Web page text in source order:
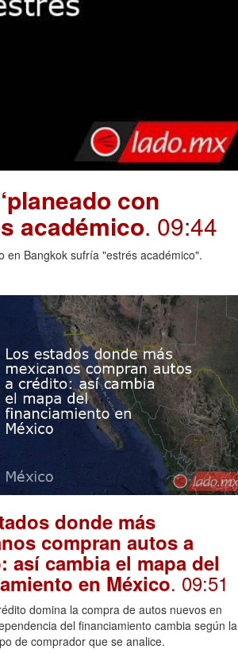
con
académico. 09:44
en Bangkok sufría "estrés académico".
donde más
compran autos a
así cambia el mapa del
en México. 09:51
domina la compra de autos nuevos en
del financiamiento cambia según la
de comprador que se analice.